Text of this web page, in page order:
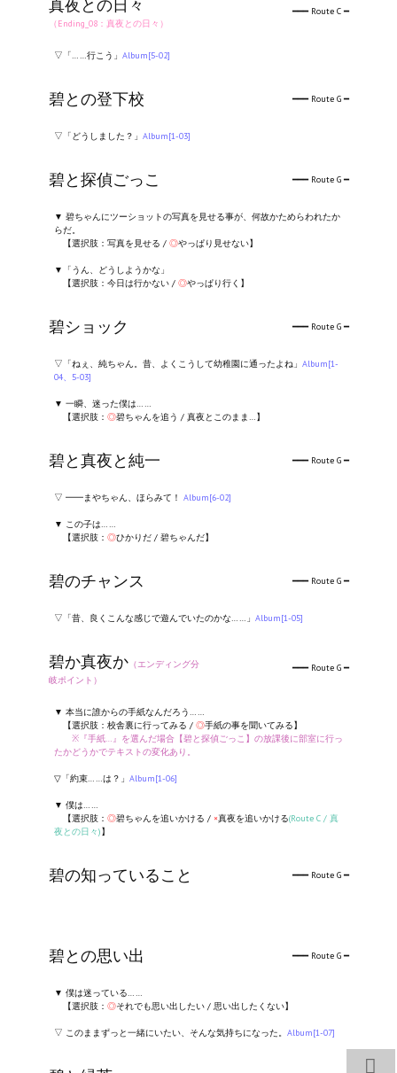
真夜との日々
（Ending_08：真夜との日々）
━━━ Route C ━
▽「……行こう」 Album[5-02]
碧との登下校 ━━━ Route G ━
▽「どうしました？」 Album[1-03]
碧と探偵ごっこ ━━━ Route G ━
▼ 碧ちゃんにツーショットの写真を見せる事が、何故かためらわれたか
らだ。
【選択肢：写真を見せる / ◎やっぱり見せない】
▼「うん、どうしようかな」
【選択肢：今日は行かない / ◎やっぱり行く】
碧ショック ━━━ Route G ━
▽「ねぇ、純ちゃん。昔、よくこうして幼稚園に通ったよね」 Album[1-
04、5-03]
▼ 一瞬、迷った僕は……
【選択肢： ◎碧ちゃんを追う / 真夜とこのまま…】
碧と真夜と純一 ━━━ Route G ━
▽ ━━まやちゃん、ほらみて！ Album[6-02]
▼ この子は……
【選択肢： ◎ひかりだ / 碧ちゃんだ】
碧のチャンス ━━━ Route G ━
▽「昔、良くこんな感じで遊んでいたのかな……」 Album[1-05]
碧か真夜か（エンディング分
岐ポイント）
━━━ Route G ━
▼ 本当に誰からの手紙なんだろう……
【選択肢：校舎裏に行ってみる / ◎手紙の事を聞いてみる】
※『手紙…』を選んだ場合【碧と探偵ごっこ】の放課後に部室に行っ
たかどうかでテキストの変化あり。
▽「約束……は？」 Album[1-06]
▼ 僕は……
【選択肢： ◎碧ちゃんを追いかける / ×真夜を追いかける(Route C / 真
夜との日々)】
碧の知っていること ━━━ Route G ━
碧との思い出 ━━━ Route G ━
▼ 僕は迷っている……
【選択肢： ◎それでも思い出したい / 思い出したくない】
▽ このままずっと一緒にいたい、そんな気持ちになった。 Album[1-07]